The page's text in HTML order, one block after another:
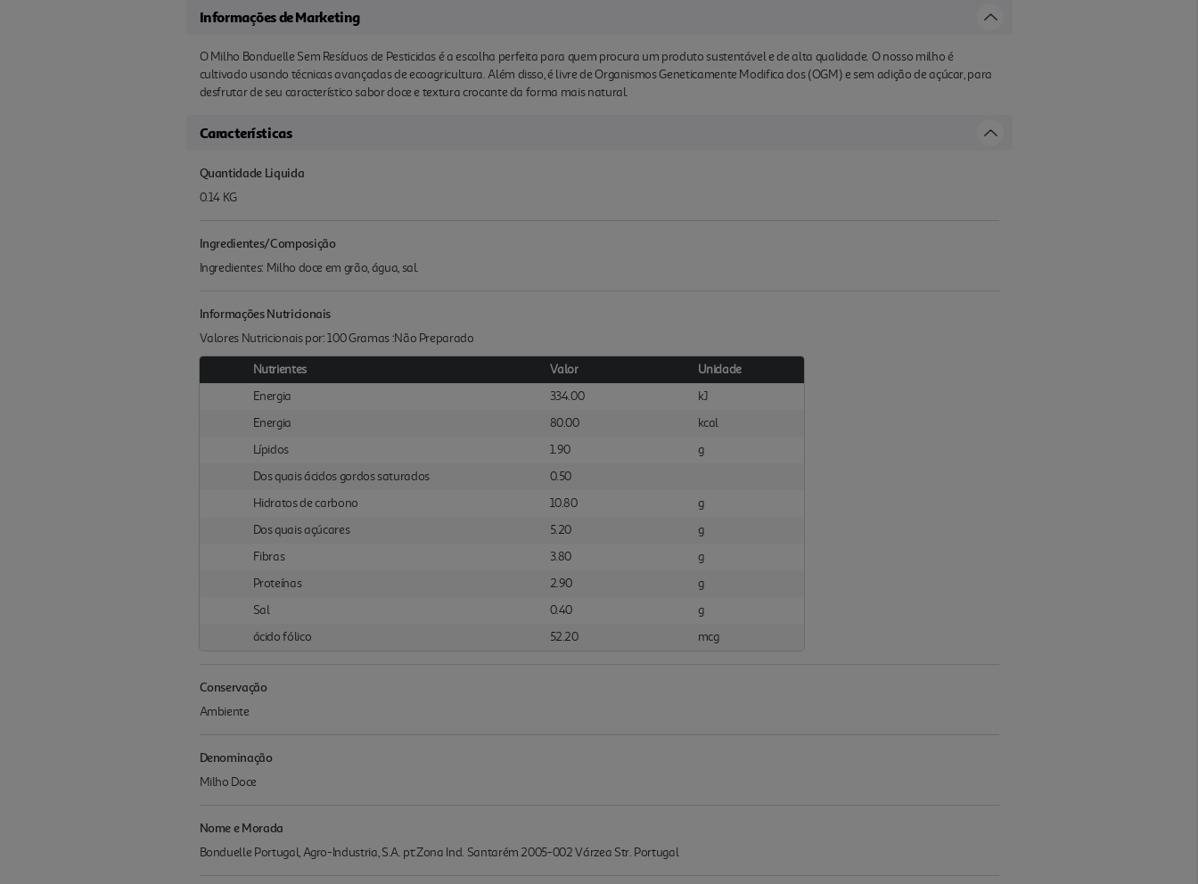
Informações de Marketing
O Milho Bonduelle Sem Resíduos de Pesticidas é a escolha perfeita para quem procura um produto sustentável e de alta qualidade. O nosso milho é
cultivado usando técnicas avançadas de ecoagricultura. Além disso, é livre de Organismos Geneticamente Modifica dos (OGM) e sem adição de açúcar, para
desfrutar de seu característico sabor doce e textura crocante da forma mais natural.
Características
Quantidade Liquida
0.14 KG
Ingredientes/Composição
Ingredientes: Milho doce em grão, água, sal.
Informações Nutricionais
Valores Nutricionais por: 100 Gramas :Não Preparado
Nutrientes Valor
Unidade
Energia
334.00
kJ
Energia
80.00
kcal
Lípidos
1.90
g
Dos quais ácidos gordos saturados
0.50
Hidratos de carbono
10.80
g
Dos quais açúcares
5.20
g
Fibras
3.80
g
Proteínas
2.90
g
Sal
0.40
g
ácido fólico
52.20 mcg
Conservação
Ambiente
Denominação
Milho Doce
Nome e Morada
Bonduelle Portugal, Agro-Industria, S.A. pt:Zona Ind. Santarém 2005-002 Várzea Str. Portugal